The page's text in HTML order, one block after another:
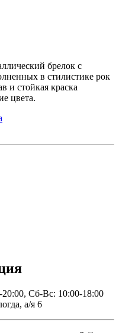
брелок с
в стилистике рок
и стойкая краска
цвета.
Сб-Вс: 10:00-18:00
а/я 6